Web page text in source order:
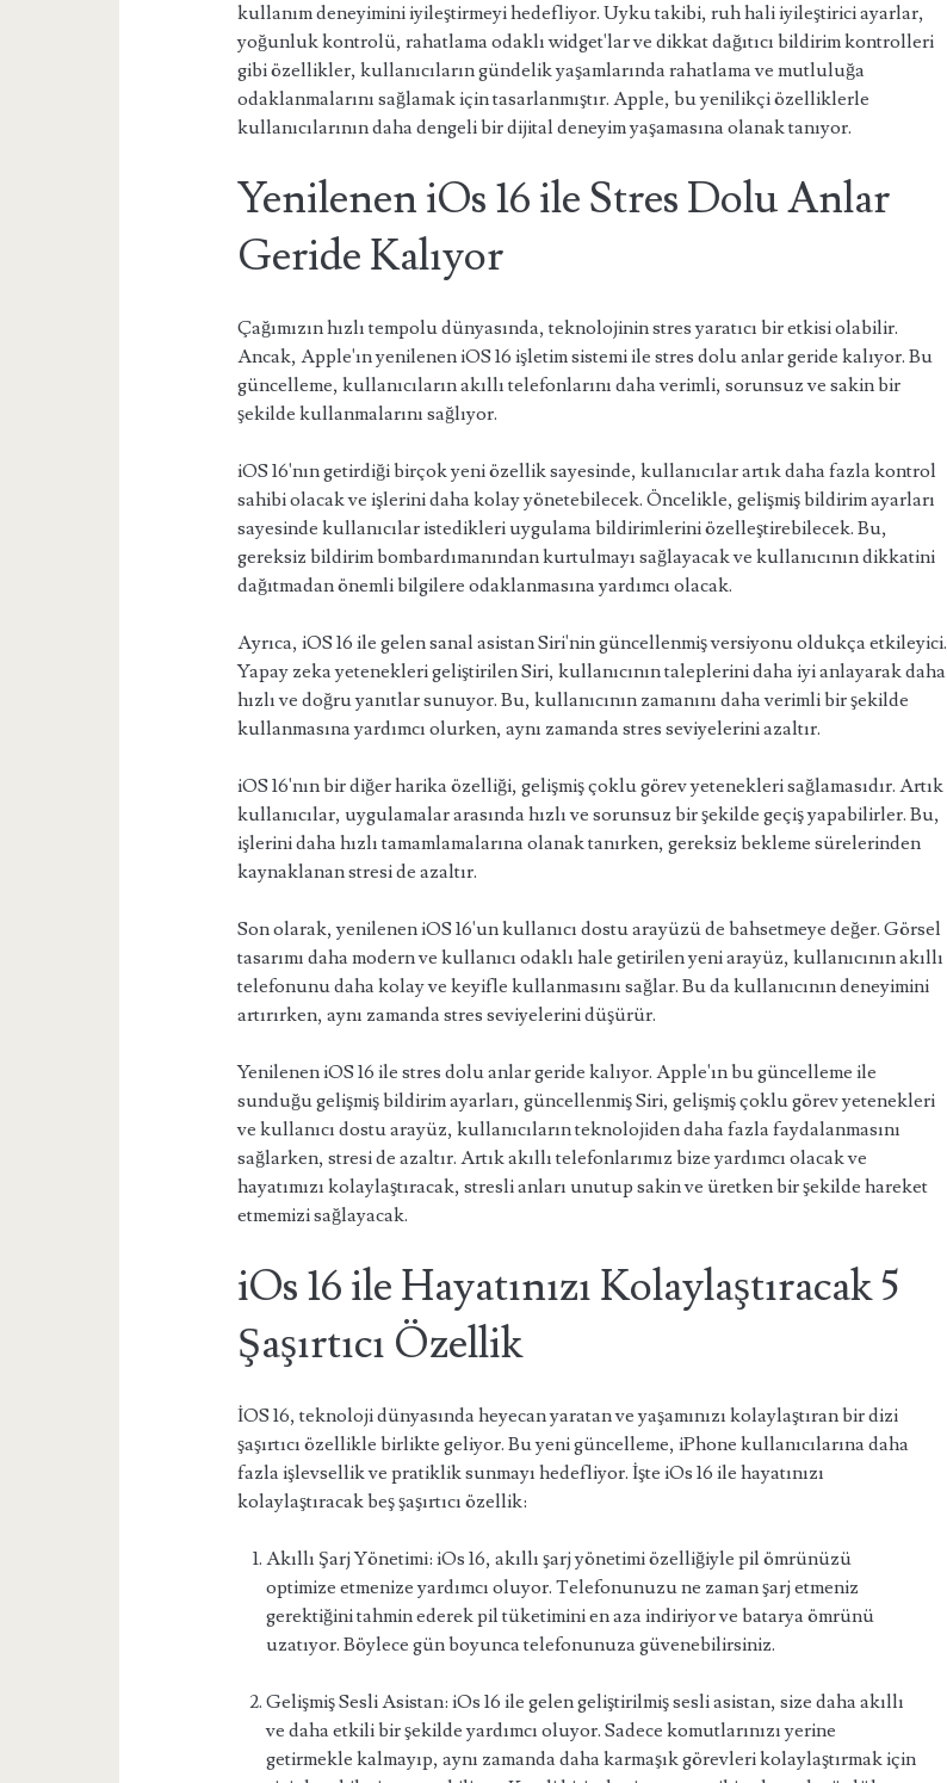
kullanım deneyimini iyileştirmeyi hedefliyor. Uyku takibi, ruh hali iyileştirici ayarlar,
yoğunluk kontrolü, rahatlama odaklı widget'lar ve dikkat dağıtıcı bildirim kontrolleri
gibi özellikler, kullanıcıların gündelik yaşamlarında rahatlama ve mutluluğa
odaklanmalarını sağlamak için tasarlanmıştır. Apple, bu yenilikçi özelliklerle
kullanıcılarının daha dengeli bir dijital deneyim yaşamasına olanak tanıyor.
Yenilenen iOs 16 ile Stres Dolu Anlar
Geride Kalıyor
Çağımızın hızlı tempolu dünyasında, teknolojinin stres yaratıcı bir etkisi olabilir.
Ancak, Apple'ın yenilenen iOS 16 işletim sistemi ile stres dolu anlar geride kalıyor. Bu
güncelleme, kullanıcıların akıllı telefonlarını daha verimli, sorunsuz ve sakin bir
şekilde kullanmalarını sağlıyor.
iOS 16'nın getirdiği birçok yeni özellik sayesinde, kullanıcılar artık daha fazla kontrol
sahibi olacak ve işlerini daha kolay yönetebilecek. Öncelikle, gelişmiş bildirim ayarları
sayesinde kullanıcılar istedikleri uygulama bildirimlerini özelleştirebilecek. Bu,
gereksiz bildirim bombardımanından kurtulmayı sağlayacak ve kullanıcının dikkatini
dağıtmadan önemli bilgilere odaklanmasına yardımcı olacak.
Ayrıca, iOS 16 ile gelen sanal asistan Siri'nin güncellenmiş versiyonu oldukça etkileyici.
Yapay zeka yetenekleri geliştirilen Siri, kullanıcının taleplerini daha iyi anlayarak daha
hızlı ve doğru yanıtlar sunuyor. Bu, kullanıcının zamanını daha verimli bir şekilde
kullanmasına yardımcı olurken, aynı zamanda stres seviyelerini azaltır.
iOS 16'nın bir diğer harika özelliği, gelişmiş çoklu görev yetenekleri sağlamasıdır. Artık
kullanıcılar, uygulamalar arasında hızlı ve sorunsuz bir şekilde geçiş yapabilirler. Bu,
işlerini daha hızlı tamamlamalarına olanak tanırken, gereksiz bekleme sürelerinden
kaynaklanan stresi de azaltır.
Son olarak, yenilenen iOS 16'un kullanıcı dostu arayüzü de bahsetmeye değer. Görsel
tasarımı daha modern ve kullanıcı odaklı hale getirilen yeni arayüz, kullanıcının akıllı
telefonunu daha kolay ve keyifle kullanmasını sağlar. Bu da kullanıcının deneyimini
artırırken, aynı zamanda stres seviyelerini düşürür.
Yenilenen iOS 16 ile stres dolu anlar geride kalıyor. Apple'ın bu güncelleme ile
sunduğu gelişmiş bildirim ayarları, güncellenmiş Siri, gelişmiş çoklu görev yetenekleri
ve kullanıcı dostu arayüz, kullanıcıların teknolojiden daha fazla faydalanmasını
sağlarken, stresi de azaltır. Artık akıllı telefonlarımız bize yardımcı olacak ve
hayatımızı kolaylaştıracak, stresli anları unutup sakin ve üretken bir şekilde hareket
etmemizi sağlayacak.
iOs 16 ile Hayatınızı Kolaylaştıracak 5
Şaşırtıcı Özellik
İOS 16, teknoloji dünyasında heyecan yaratan ve yaşamınızı kolaylaştıran bir dizi
şaşırtıcı özellikle birlikte geliyor. Bu yeni güncelleme, iPhone kullanıcılarına daha
fazla işlevsellik ve pratiklik sunmayı hedefliyor. İşte iOs 16 ile hayatınızı
kolaylaştıracak beş şaşırtıcı özellik:
Akıllı Şarj Yönetimi: iOs 16, akıllı şarj yönetimi özelliğiyle pil ömrünüzü
optimize etmenize yardımcı oluyor. Telefonunuzu ne zaman şarj etmeniz
gerektiğini tahmin ederek pil tüketimini en aza indiriyor ve batarya ömrünü
uzatıyor. Böylece gün boyunca telefonunuza güvenebilirsiniz.
Gelişmiş Sesli Asistan: iOs 16 ile gelen geliştirilmiş sesli asistan, size daha akıllı
ve daha etkili bir şekilde yardımcı oluyor. Sadece komutlarınızı yerine
getirmekle kalmayıp, aynı zamanda daha karmaşık görevleri kolaylaştırmak için